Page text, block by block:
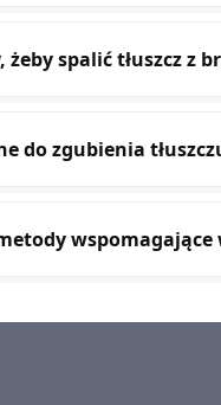
spalić tłuszcz z
do zgubienia
wspomagające